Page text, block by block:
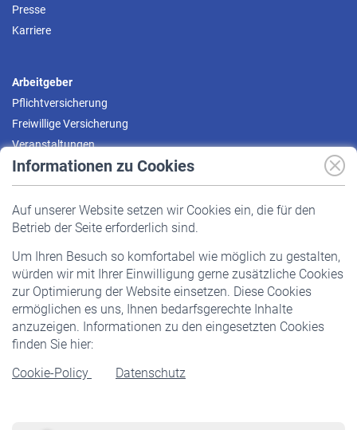
Informationen zu Cookies
Auf unserer Website setzen wir Cookies ein, die für den
Betrieb der Seite erforderlich sind.
Um Ihren Besuch so komfortabel wie möglich zu gestalten,
würden wir mit Ihrer Einwilligung gerne zusätzliche Cookies
zur Optimierung der Website einsetzen. Diese Cookies
ermöglichen es uns, Ihnen bedarfsgerechte Inhalte
anzuzeigen. Informationen zu den eingesetzten Cookies
finden Sie hier:
Cookie-Policy
Datenschutz
Presse
Karriere
Arbeitgeber
Pflichtversicherung
Freiwillige Versicherung
Veranstaltungen
Pflichtversicherung
Staatliche Förderung
Veranstaltungen
Rentner
Rentenbeginn
Rente beantragen